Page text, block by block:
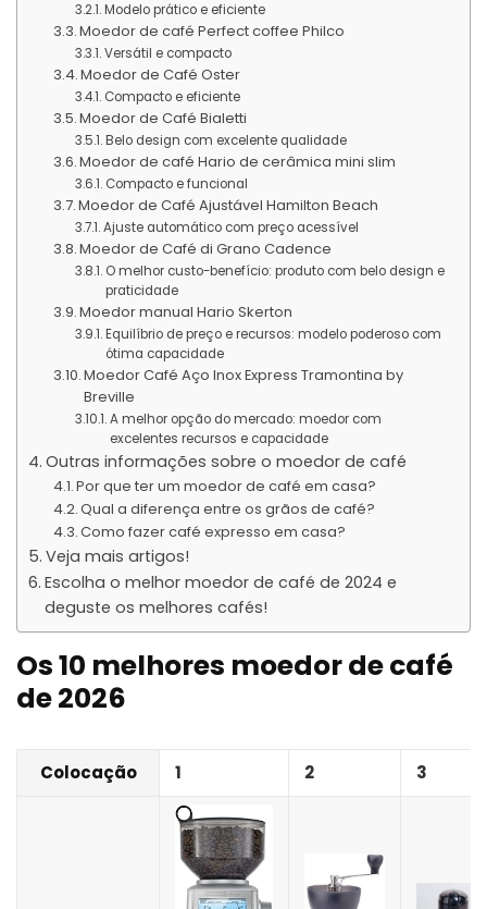
Modelo prático e eficiente
Moedor de café Perfect coffee Philco
Versátil e compacto
Moedor de Café Oster
Compacto e eficiente
Moedor de Café Bialetti
Belo design com excelente qualidade
Moedor de café Hario de cerâmica mini slim
Compacto e funcional
Moedor de Café Ajustável Hamilton Beach
Ajuste automático com preço acessível
Moedor de Café di Grano Cadence
O melhor custo-benefício: produto com belo design e
praticidade
Moedor manual Hario Skerton
Equilíbrio de preço e recursos: modelo poderoso com
ótima capacidade
Moedor Café Aço Inox Express Tramontina by
Breville
A melhor opção do mercado: moedor com
excelentes recursos e capacidade
Outras informações sobre o moedor de café
Por que ter um moedor de café em casa?
Qual a diferença entre os grãos de café?
Como fazer café expresso em casa?
Veja mais artigos!
Escolha o melhor moedor de café de 2024 e
deguste os melhores cafés!
Os 10 melhores moedor de café
de 2026
Colocação 1 2 3